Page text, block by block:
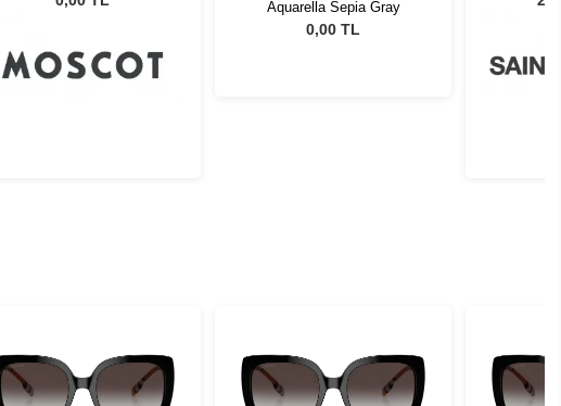
Aquarella Sepia Gray
0,00 TL